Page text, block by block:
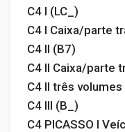
C4 I (LC_)
C4 I Caixa/parte
C4 II (B7)
C4 II Caixa/parte
C4 II três volumes
C4 III (B_)
C4 PICASSO I